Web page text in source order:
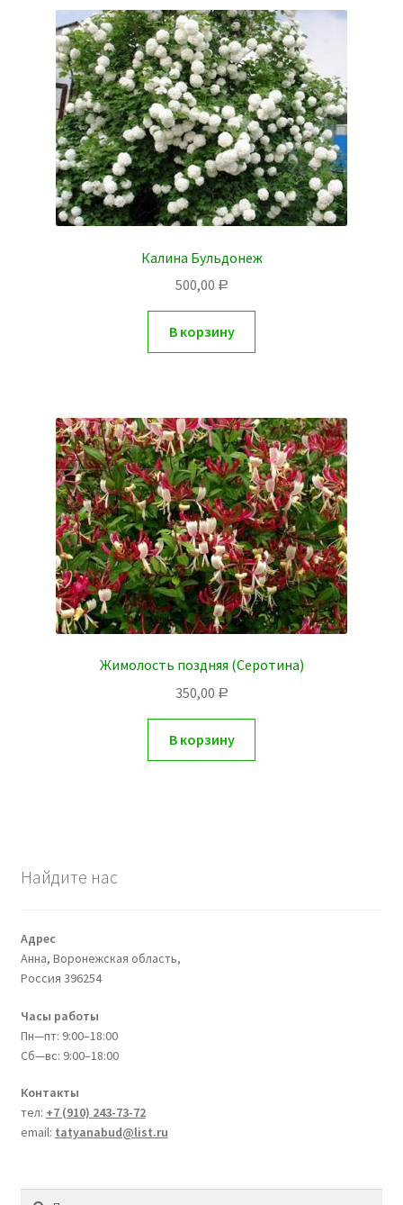
Калина Бульдонеж
500,00 Р
В корзину
Жимолость поздняя (Серотина)
350,00 Р
В корзину
Найдите нас
Адрес
Анна, Воронежская область,
Россия 396254
Часы работы
Пн—пт: 9:00–18:00
Сб—вс: 9:00–18:00
Контакты
тел: +7 (910) 243-73-72
email: tatyanabud@list.ru
Искать:
Поиск